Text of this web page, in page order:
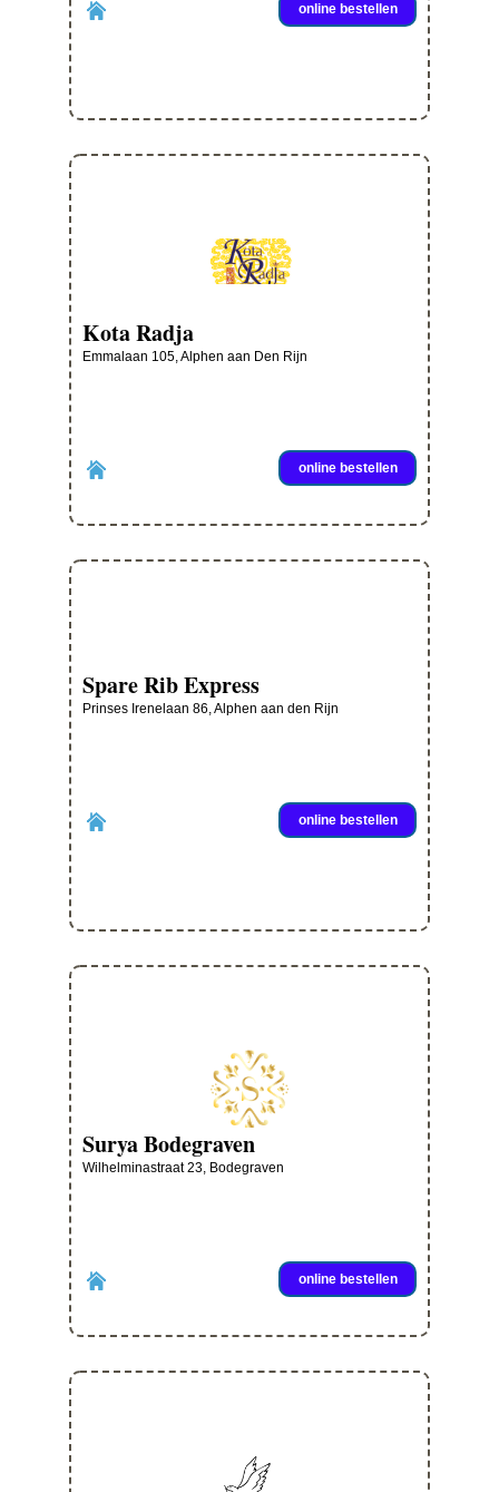
online bestellen
Kota Radja
Emmalaan 105, Alphen aan Den Rijn
online bestellen
Spare Rib Express
Prinses Irenelaan 86, Alphen aan den Rijn
online bestellen
Surya Bodegraven
Wilhelminastraat 23, Bodegraven
online bestellen